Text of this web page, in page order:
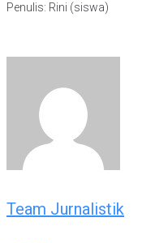
Penulis: Rini (siswa)
Team Jurnalistik